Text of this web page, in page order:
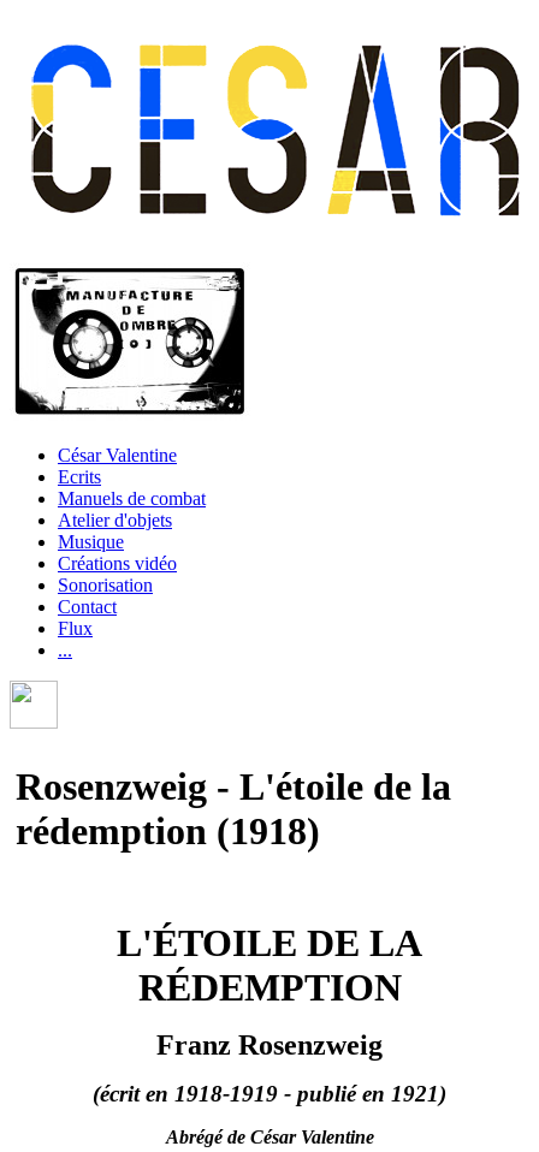
César Valentine
Ecrits
Manuels de combat
Atelier d'objets
Musique
Créations vidéo
Sonorisation
Contact
Flux
...
Rosenzweig - L'étoile de la
rédemption (1918)
L'ÉTOILE DE LA
RÉDEMPTION
Franz Rosenzweig
(écrit en 1918-1919 - publié en 1921)
Abrégé de César Valentine